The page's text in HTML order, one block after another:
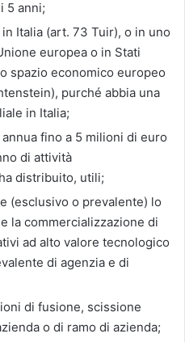
5 anni;
Italia (art. 73 Tuir), o in uno
europea o in Stati
spazio economico europeo
purché abbia una
in Italia;
fino a 5 milioni di euro
di attività
distribuito, utili;
(esclusivo o prevalente) lo
la commercializzazione di
ad alto valore tecnologico
di agenzia e di
di fusione, scissione
o di ramo di azienda;